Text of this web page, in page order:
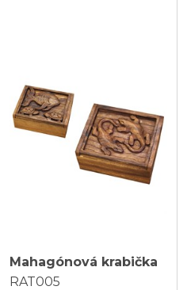
Mahagónová krabička
RAT005